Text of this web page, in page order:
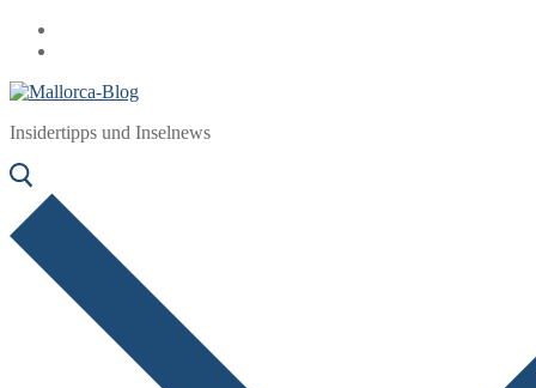
Zum
Inhalt
Menü
Schließen
Insidertipps und Inselnews